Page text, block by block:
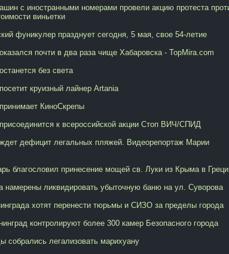
с иностранными номерами провели акцию протеста
виньетки
фуникулер празднует сегодня, 5 мая, свое 54-летие
почти в два раза чище Хабаровска - TopMira.com
без света
круизный лайнер Artania
КиноСкрепы
к всероссийской акции Стоп ВИЧ/СПИД
дефицит легальных пляжей. Видеорепортаж Марии
благословил принесение мощей св. Луки из Крыма в
намерены ликвидировать убыточную баню на ул. Суворова
хотят перенести тюрьмы и СИЗО за пределы города
контролируют более 300 камер Безопасного города
собрались легализовать марихуану